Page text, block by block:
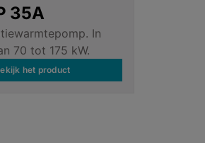
35A
In
70 tot 175 kW.
het product